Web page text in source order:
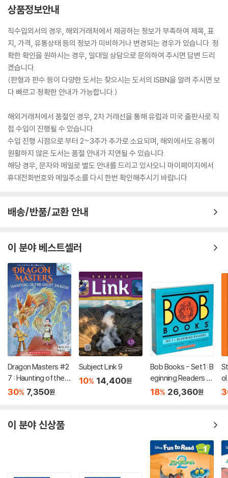
상품정보안내
직수입외서의 경우, 해외거래처에서 제공하는 정보가 부족하여 제목, 표
지, 가격, 유통상태 등의 정보가 미비하거나 변경되는 경우가 있습니다. 정
확한 확인을 원하시는 경우, 일대일 상담으로 문의하여 주시면 답변 드리
겠습니다.
(판형과 판수 등이 다양한 도서는 찾으시는 도서의 ISBN을 알려 주시면 보
다 빠르고 정확한 안내가 가능합니다.)
해외거래처에서 품절인 경우, 2차 거래선을 통해 유럽과 미국 출판사로 직
접 수입이 진행될 수 있습니다.
수입 진행 시점으로 부터 2~3주가 추가로 소요되며, 해외에서도 유통이
원활하지 않은 도서는 품절 안내가 지연될 수 있습니다.
해당 경우, 문자와 메일로 별도 안내를 드리고 있사오니 마이페이지에서
휴대전화번호와 메일주소를 다시 한번 확인해주시기 바랍니다.
배송/반품/교환 안내
이 분야 베스트셀러
Dragon Masters #2
7 : Haunting of the G
host Dragon
30% 7,350원
Subject Link 9
10% 14,400원
Bob Books - Set 1: B
eginning Readers B
ox Set of 12 Paperb
g to Read)
18% 26,360원
t
이 분야 신상품